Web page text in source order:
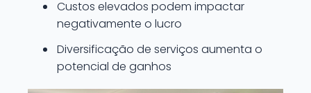
Custos elevados podem impactar
negativamente o lucro
Diversificação de serviços aumenta o
potencial de ganhos